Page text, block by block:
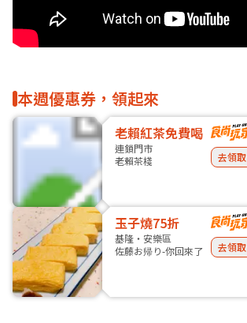
本週優惠券，領起來
老賴紅茶免費喝
連鎖門市
老賴茶棧
去領取
玉子燒75折
基隆・安樂區
佐藤お帰り-你回來了
去領取